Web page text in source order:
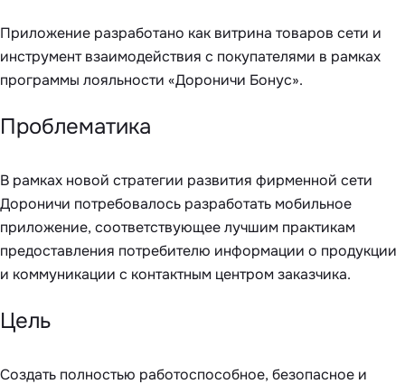
Приложение разработано как витрина товаров сети и
инструмент взаимодействия с покупателями в рамках
программы лояльности «Дороничи Бонус».
Проблематика
В рамках новой стратегии развития фирменной сети
Дороничи потребовалось разработать мобильное
приложение, соответствующее лучшим практикам
предоставления потребителю информации о продукции
и коммуникации с контактным центром заказчика.
Цель
Создать полностью работоспособное, безопасное и